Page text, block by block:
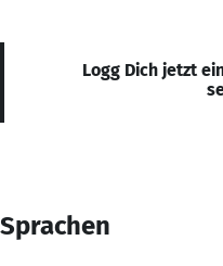
Logg Dich jetzt
Sprachen